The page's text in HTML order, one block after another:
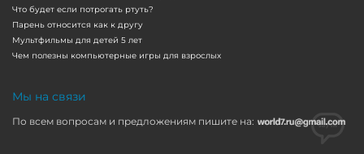
Что будет если потрогать ртуть?
Парень относится как к другу
Мультфильмы для детей 5 лет
Чем полезны компьютерные игры для взрослых
Мы на связи
По всем вопросам и предложениям пишите на: